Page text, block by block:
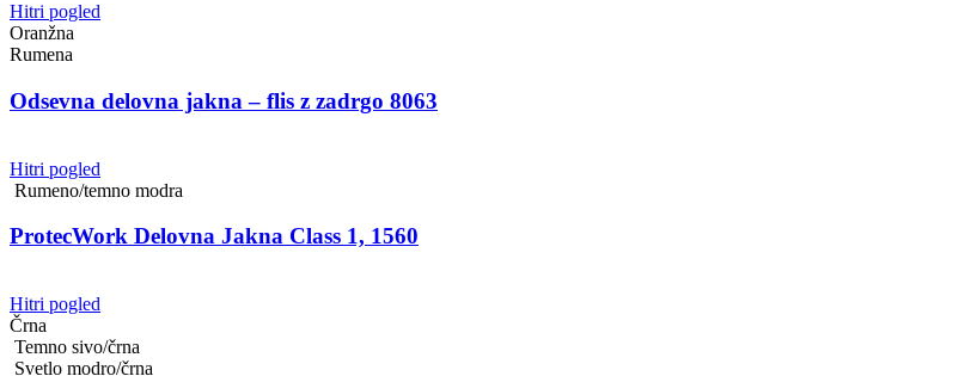
Hitri pogled
Oranžna
Rumena
Odsevna delovna jakna – flis z zadrgo 8063
Hitri pogled
Rumeno/temno modra
ProtecWork Delovna Jakna Class 1, 1560
Hitri pogled
Črna
Temno sivo/črna
Svetlo modro/črna